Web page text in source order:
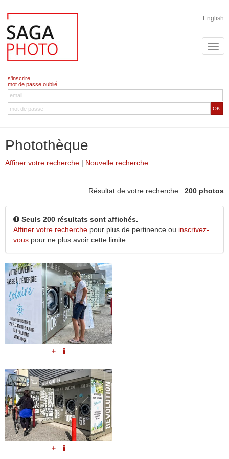
English
s'inscrire
mot de passe oublié
OK
Photothèque
Affiner votre recherche | Nouvelle recherche
Résultat de votre recherche : 200 photos
Seuls 200 résultats sont affichés.
Affiner votre recherche pour plus de pertinence ou inscrivez-
vous pour ne plus avoir cette limite.
+
+